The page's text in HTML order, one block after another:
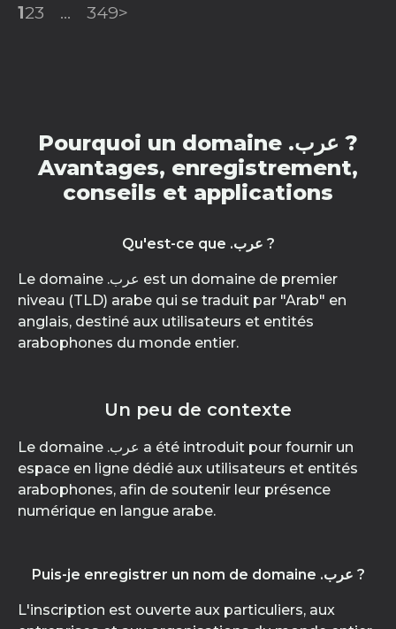
123 ... 349>
Pourquoi un domaine .عرب ?
Avantages, enregistrement,
conseils et applications
Qu'est-ce que .عرب ?
Le domaine .عرب est un domaine de premier
niveau (TLD) arabe qui se traduit par "Arab" en
anglais, destiné aux utilisateurs et entités
arabophones du monde entier.
Un peu de contexte
Le domaine .عرب a été introduit pour fournir un
espace en ligne dédié aux utilisateurs et entités
arabophones, afin de soutenir leur présence
numérique en langue arabe.
Puis-je enregistrer un nom de domaine .عرب ?
L'inscription est ouverte aux particuliers, aux